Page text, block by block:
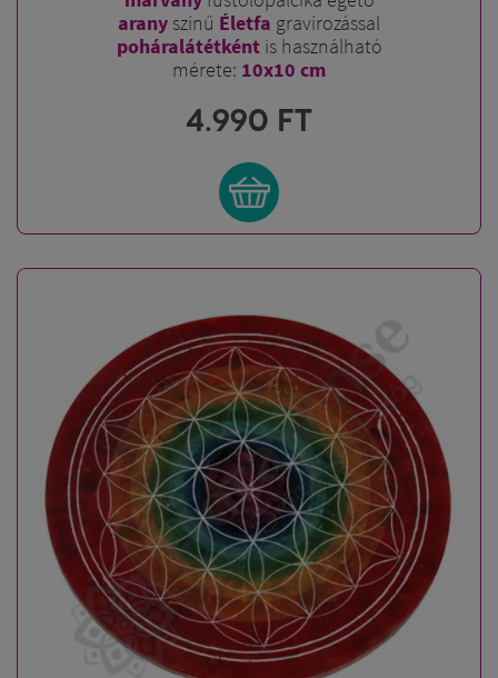
arany színű Életfa gravírozással
poháralátétként is használható
mérete: 10x10 cm
4.990 FT